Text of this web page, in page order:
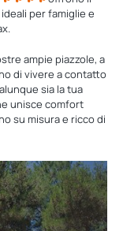
per famiglie e
ampie piazzole, a
di vivere a contatto
sia la tua
unisce comfort
su misura e ricco di